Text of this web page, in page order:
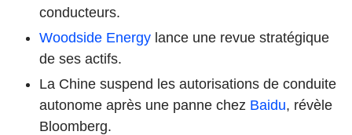
conducteurs.
Woodside Energy lance une revue stratégique
de ses actifs.
La Chine suspend les autorisations de conduite
autonome après une panne chez Baidu, révèle
Bloomberg.